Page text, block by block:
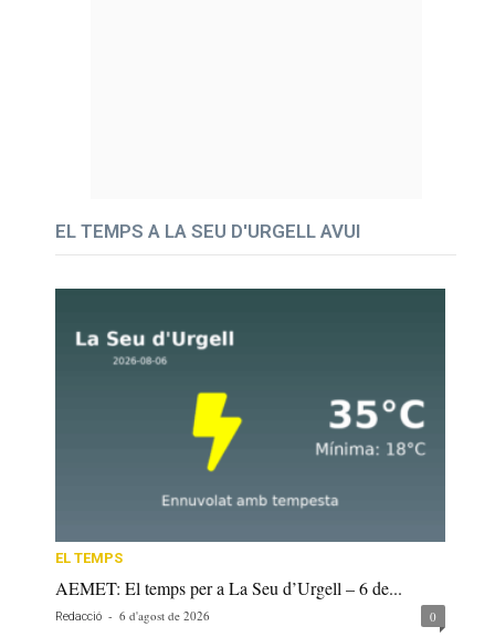
EL TEMPS A LA SEU D'URGELL AVUI
EL TEMPS
AEMET: El temps per a La Seu d’Urgell – 6 de...
Redacció - 6 d'agost de 2026 0